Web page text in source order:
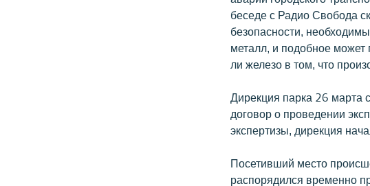
беседе с Радио Свобода
безопасности,
металл, и подобное может
ли железо в том, что
Дирекция парка 26 марта
договор о проведении
экспертизы, дирекция
Посетивший место
распорядился временно